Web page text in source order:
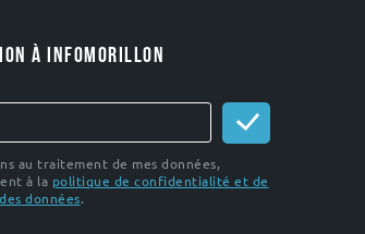
À INFOMORILLON
au traitement de mes données,
à la politique de confidentialité et de
données.